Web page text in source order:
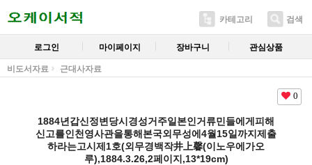
카테고리 검색
로그인 마이페이지 장바구니 관심상품
비도서자료 근대사자료
0
1884년갑신정변당시경성거주일본인거류민들에게피해
신고를인천영사관을통해본국외무성에4월15일까지제출
하라는고시제1호(외무경백작井上馨(이노우에가오
루),1884.3.26,2페이지,13*19cm)